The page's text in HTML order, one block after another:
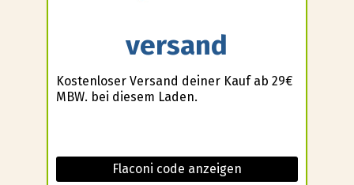
versand
Kostenloser Versand deiner Kauf ab 29€
MBW. bei diesem Laden.
Flaconi code anzeigen